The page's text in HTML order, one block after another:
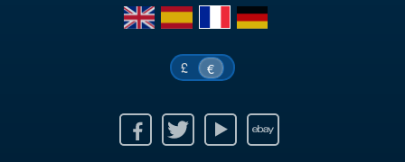
en
es fr de
£ €
Twitter Youtube Ebay